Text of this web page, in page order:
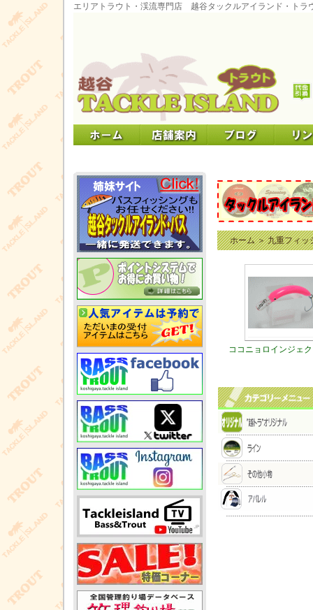
エリアトラウト・渓流専門店 越谷タックルアイランド・トラ
ホーム＞九重フィッ
ココニョロインジェ